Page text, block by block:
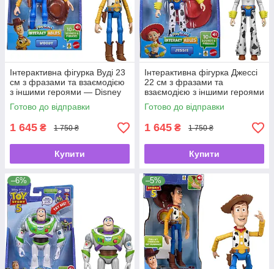
Інтерактивна фігурка Вуді 23
см з фразами та взаємодією
з іншими героями — Disney
Pixar Toy Story 5 Interactables
від Mattel 🤠✨
Готово до відправки
1 645 ₴ 1 750 ₴
Купити
Інтерактивна фігурка Джессі
22 см з фразами та
взаємодією з іншими героями
— Disney Pixar Toy Story 5
Interactables від Mattel ✨🍒
Готово до відправки
1 645 ₴ 1 750 ₴
Купити
–6% –5%